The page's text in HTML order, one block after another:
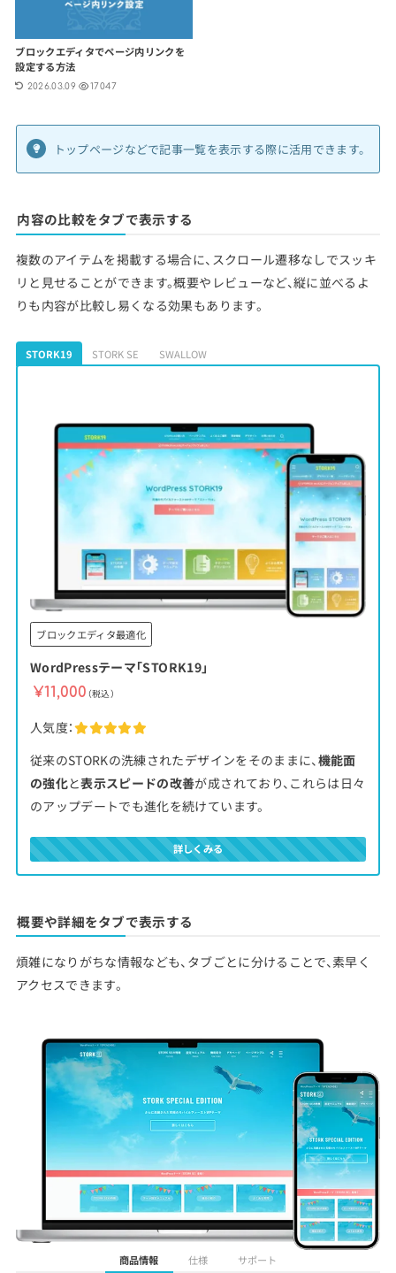
ブロックエディタでページ内リンクを
設定する方法
2026.03.09 17047
トップページなどで記事一覧を表示する際に活用できます。
内容の比較をタブで表示する
複数のアイテムを掲載する場合に、スクロール遷移なしでスッキ
リと見せることができます。概要やレビューなど、縦に並べるよ
りも内容が比較し易くなる効果もあります。
STORK19 STORK SE SWALLOW
ブロックエディタ最適化
WordPressテーマ「STORK19」
¥11,000 （税込）
人気度：
従来のSTORKの洗練されたデザインをそのままに、 機能面
の強化と表示スピードの改善が成されており、これらは日々
のアップデートでも進化を続けています。
詳しくみる
概要や詳細をタブで表示する
煩雑になりがちな情報なども、タブごとに分けることで、素早く
アクセスできます。
商品情報 仕様 サポート